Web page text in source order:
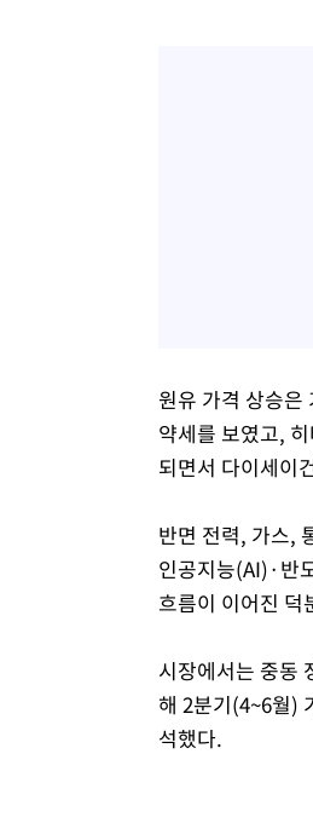
원유 가격 상승은
약세를 보였고,
되면서 다이세이
반면 전력, 가스,
인공지능(AI)·반
흐름이 이어진 덕
시장에서는 중동
해 2분기(4~6월)
석했다.